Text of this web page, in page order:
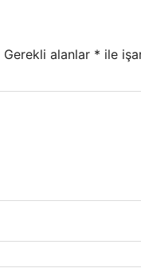
Gerekli alanlar * ile